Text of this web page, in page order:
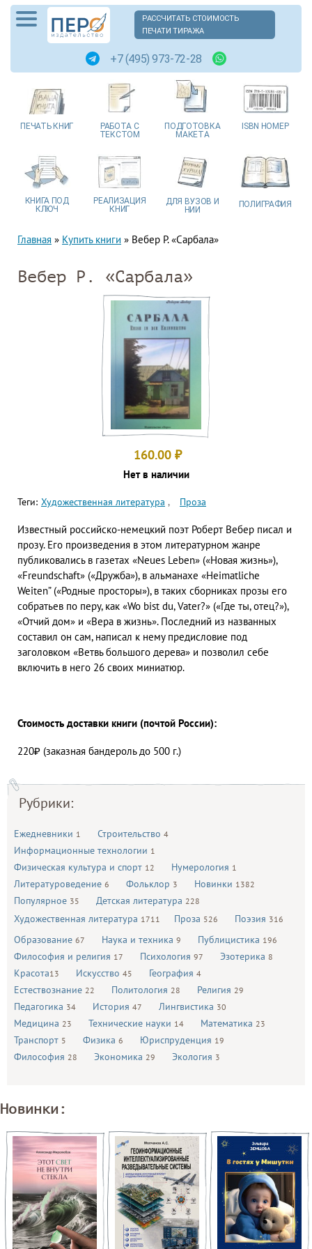
РАССЧИТАТЬ СТОИМОСТЬ
ПЕЧАТИ ТИРАЖА
+7 (495) 973-72-28
ПЕЧАТЬ КНИГ РАБОТА С
ТЕКСТОМ
ПОДГОТОВКА
МАКЕТА
ISBN НОМЕР
КНИГА ПОД
КЛЮЧ
РЕАЛИЗАЦИЯ
КНИГ
ДЛЯ ВУЗОВ И
НИИ
ПОЛИГРАФИЯ
Главная » Купить книги » Вебер Р. «Сарбала»
Рубрики:
Ежедневники 1 Строительство 4
Информационные технологии 1
Физическая культура и спорт 12 Нумерология 1
Литературоведение 6 Фольклор 3 Новинки 1382
Популярное 35 Детская литература 228
Художественная литература 1711 Проза 526 Поэзия 316
Образование 67 Наука и техника 9 Публицистика 196
Философия и религия 17 Психология 97 Эзотерика 8
Красота13 Искусство 45 География 4
Естествознание 22 Политология 28 Религия 29
Педагогика 34 История 47 Лингвистика 30
Медицина 23 Технические науки 14 Математика 23
Транспорт 5 Физика 6 Юриспруденция 19
Философия 28 Экономика 29 Экология 3
Вебер Р. «Сарбала»
160.00 ₽
Нет в наличии
Теги: Художественная литература Проза
Известный российско-немецкий поэт Роберт Вебер писал и
прозу. Его произведения в этом литературном жанре
публиковались в газетах «Neues Leben» («Новая жизнь»),
«Freundschaft» («Дружба»), в альманахе «Heimatliche
Weiten” («Родные просторы»), в таких сборниках прозы его
собратьев по перу, как «Wo bist du, Vater?» («Где ты, отец?»),
«Отчий дом» и «Вера в жизнь». Последний из названных
составил он сам, написал к нему предисловие под
заголовком «Ветвь большого дерева» и позволил себе
включить в него 26 своих миниатюр.
Стоимость доставки книги (почтой России):
220₽ (заказная бандероль до 500 г.)
Новинки: